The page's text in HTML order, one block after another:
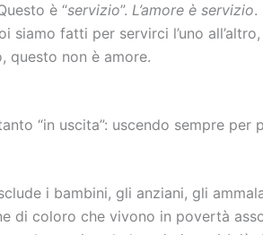
è “servizio”.L’amore è servizio.
siamo fatti per servirci l’uno
questo non è amore.
“in uscita”: uscendo sempre
i bambini, gli anziani, gli
di coloro che vivono in povertà